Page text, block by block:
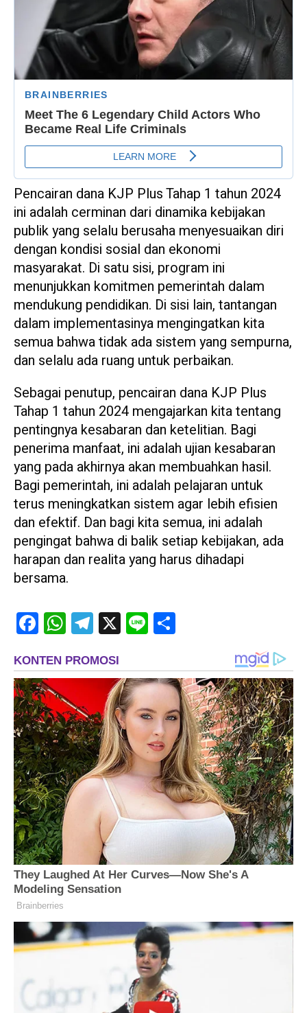
Pencairan dana KJP Plus Tahap 1 tahun 2024
ini adalah cerminan dari dinamika kebijakan
publik yang selalu berusaha menyesuaikan diri
dengan kondisi sosial dan ekonomi
masyarakat. Di satu sisi, program ini
menunjukkan komitmen pemerintah dalam
mendukung pendidikan. Di sisi lain, tantangan
dalam implementasinya mengingatkan kita
semua bahwa tidak ada sistem yang sempurna,
dan selalu ada ruang untuk perbaikan.
Sebagai penutup, pencairan dana KJP Plus
Tahap 1 tahun 2024 mengajarkan kita tentang
pentingnya kesabaran dan ketelitian. Bagi
penerima manfaat, ini adalah ujian kesabaran
yang pada akhirnya akan membuahkan hasil.
Bagi pemerintah, ini adalah pelajaran untuk
terus meningkatkan sistem agar lebih efisien
dan efektif. Dan bagi kita semua, ini adalah
pengingat bahwa di balik setiap kebijakan, ada
harapan dan realita yang harus dihadapi
bersama.
FacebookWhatsAppTelegram
X Line